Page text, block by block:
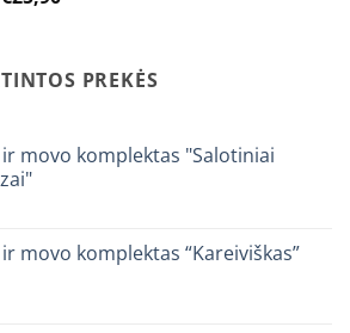
through
€25,90
PREKĖS
movo komplektas "Salotiniai
movo komplektas “Kareiviškas”